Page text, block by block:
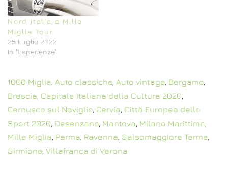
Nord Italia e Mille
Miglia Tour
25 Luglio 2022
In "Esperienze"
1000 Miglia, Auto classiche, Auto vintage, Bergamo,
Brescia, Capitale Italiana della Cultura 2020,
Cernusco sul Naviglio, Cervia, Città Europea dello
Sport 2020, Desenzano, Mantova, Milano Marittima,
Mille Miglia, Parma, Ravenna, Salsomaggiore Terme,
Sirmione, Villafranca di Verona